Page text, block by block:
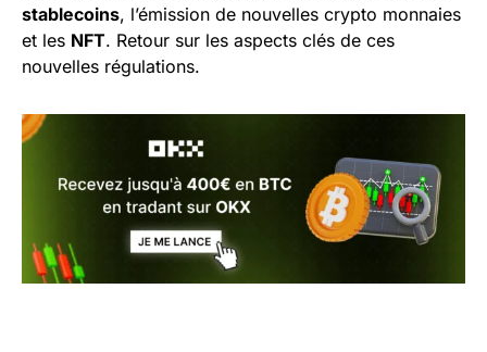
stablecoins, l’émission de nouvelles crypto monnaies
et les NFT. Retour sur les aspects clés de ces
nouvelles régulations.